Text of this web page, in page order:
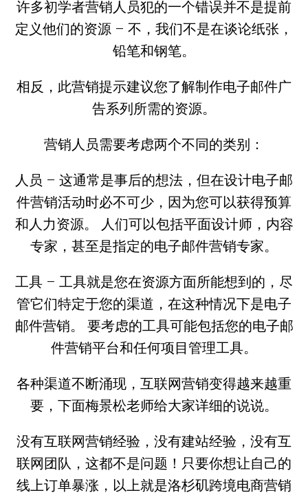
许多初学者营销人员犯的一个错误并不是提前
定义他们的资源 – 不，我们不是在谈论纸张，
铅笔和钢笔。
相反，此营销提示建议您了解制作电子邮件广
告系列所需的资源。
营销人员需要考虑两个不同的类别：
人员 – 这通常是事后的想法，但在设计电子邮
件营销活动时必不可少，因为您可以获得预算
和人力资源。 人们可以包括平面设计师，内容
专家，甚至是指定的电子邮件营销专家。
工具 – 工具就是您在资源方面所能想到的，尽
管它们特定于您的渠道，在这种情况下是电子
邮件营销。 要考虑的工具可能包括您的电子邮
件营销平台和任何项目管理工具。
各种渠道不断涌现，互联网营销变得越来越重
要，下面梅景松老师给大家详细的说说。
没有互联网营销经验，没有建站经验，没有互
联网团队，这都不是问题！只要你想让自己的
线上订单暴涨，以上就是洛杉矶跨境电商营销